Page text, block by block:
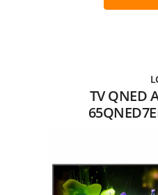
TV QNED